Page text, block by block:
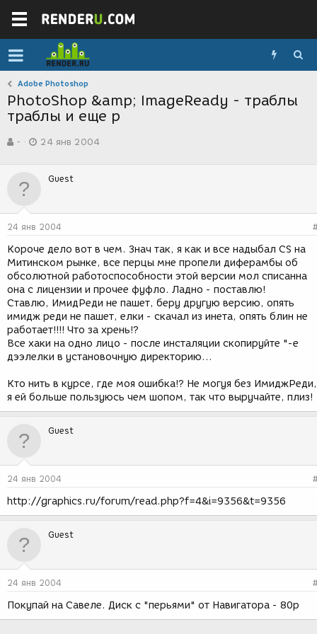
Adobe Photoshop
PhotoShop &amp; ImageReady - траблы
траблы и еще р
в
р
м
-
а
д
н
и
я
24 янв 2004
Guest
24 янв 2004
Короче дело вот в чем. Знач так, я как и все надыбал CS на
Митинском рынке, все перцы мне пропели диферамбы об
обсолютной работоспособности этой версии мол списанна
она с лицензии и прочее фуфло. Ладно - поставлю!
Ставлю, ИмидРеди не пашет, беру другую версию, опять
имидж реди не пашет, елки - скачал из инета, опять блин не
работает!!!! Что за хрень!?
Все хаки на одно лицо - после инсталяции скопируйте "-е
дээлелки в установочную директорию...
Кто нить в курсе, где моя ошибка!? Не могуя без ИмиджРеди,
я ей больше пользуюсь чем шопом, так что выручайте, плиз!
Guest
24 янв 2004
http://graphics.ru/forum/read.php?f=4&i=9356&t=9356
Guest
24 янв 2004
Покупай на Савеле. Диск с "перьями" от Навигатора - 80р